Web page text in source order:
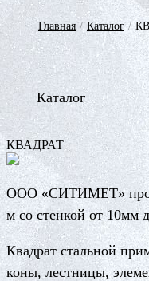
Главная / Каталог /
Каталог
КВАД­РАТ
О­ОО «СИ­ТИ­МЕТ»
м со стен­кой от 10мм
Квад­рат сталь­ной
ко­ны, лес­тни­цы,